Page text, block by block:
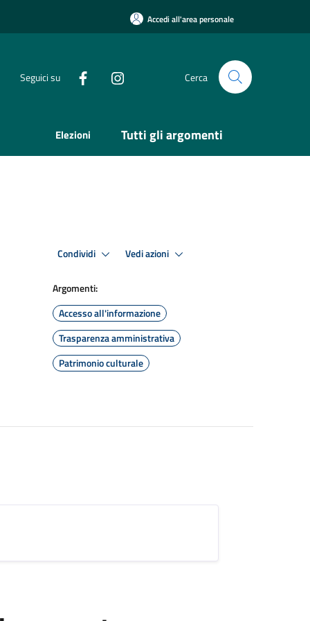
Accedi all'area personale
Seguici su Cerca
Elezioni Tutti gli argomenti
Condividi Vedi azioni
Argomenti:
Accesso all'informazione
Trasparenza amministrativa
Patrimonio culturale